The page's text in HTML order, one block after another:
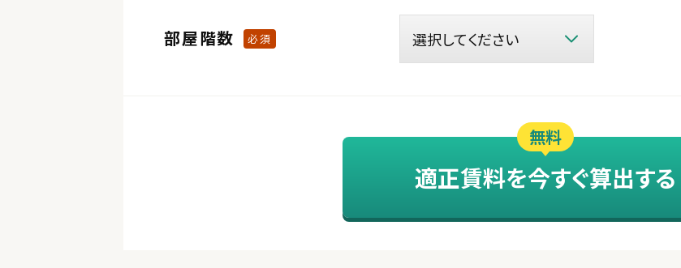
部屋階数 必須
適正賃料を今すぐ算出する
無料